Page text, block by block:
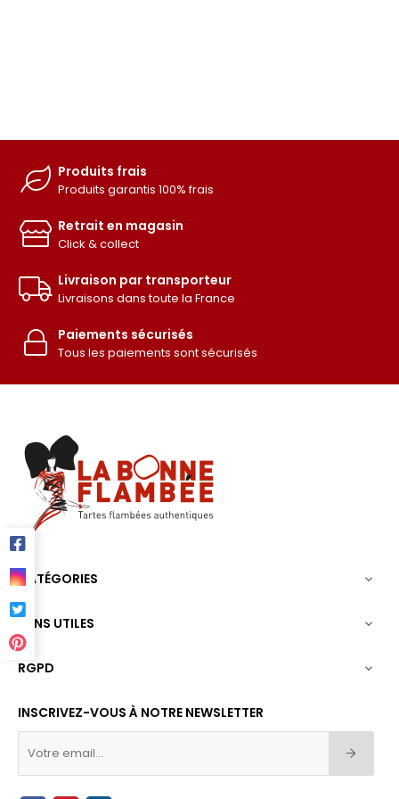
Produits frais
Produits garantis 100% frais
Retrait en magasin
Click & collect
Livraison par transporteur
Livraisons dans toute la France
Paiements sécurisés
Tous les paiements sont sécurisés
CATÉGORIES 
LIENS UTILES 
RGPD 
INSCRIVEZ-VOUS À NOTRE NEWSLETTER